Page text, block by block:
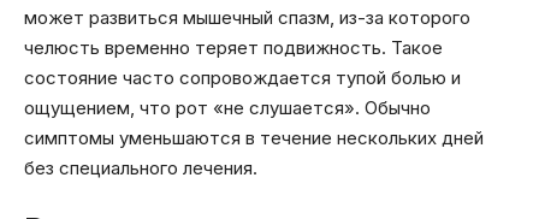
может развиться мышечный спазм, из-за которого
челюсть временно теряет подвижность. Такое
состояние часто сопровождается тупой болью и
ощущением, что рот «не слушается». Обычно
симптомы уменьшаются в течение нескольких дней
без специального лечения.